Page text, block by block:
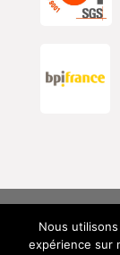
Alcyon
Mentions
Nous
expérience sur